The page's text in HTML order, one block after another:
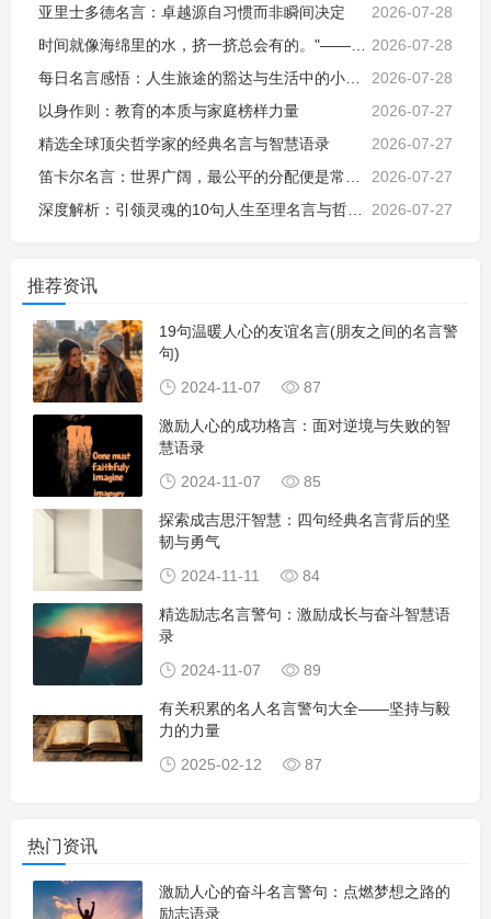
2026-07-28
亚里士多德名言：卓越源自习惯而非瞬间决定
2026-07-28
2026-07-28
2026-07-27
以身作则：教育的本质与家庭榜样力量
2026-07-27
精选全球顶尖哲学家的经典名言与智慧语录
2026-07-27
2026-07-27
推荐资讯
19句温暖人心的友谊名言(朋友之间的名言警
句)
2024-11-07
87
激励人心的成功格言：面对逆境与失败的智
慧语录
2024-11-07
85
探索成吉思汗智慧：四句经典名言背后的坚
韧与勇气
2024-11-11
84
精选励志名言警句：激励成长与奋斗智慧语
录
2024-11-07
89
有关积累的名人名言警句大全——坚持与毅
力的力量
2025-02-12
87
热门资讯
激励人心的奋斗名言警句：点燃梦想之路的
励志语录